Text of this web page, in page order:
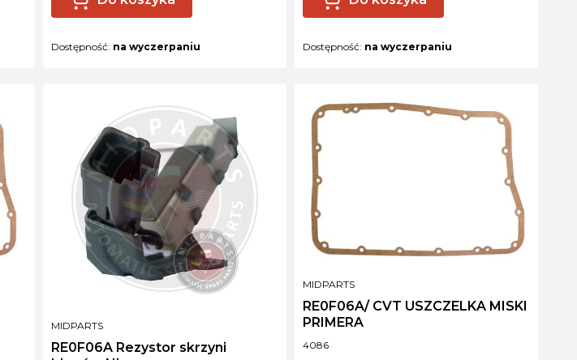
Dostępność: na wyczerpaniu Dostępność: na wyczerpaniu
RE0F06A Rezystor skrzyni
PRODUCENT
MIDPARTS
Kod produktu
4086
RE0F06A/ CVT USZCZELKA MISKI
PRIMERA
PRODUCENT
MIDPARTS